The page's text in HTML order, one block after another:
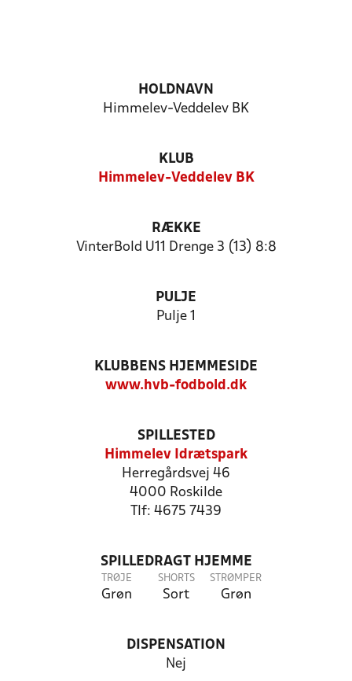
HOLDNAVN
Himmelev-Veddelev BK
KLUB
Himmelev-Veddelev BK
RÆKKE
VinterBold U11 Drenge 3 (13) 8:8
PULJE
Pulje 1
KLUBBENS HJEMMESIDE
www.hvb-fodbold.dk
SPILLESTED
Himmelev Idrætspark
Herregårdsvej 46
4000 Roskilde
Tlf: 4675 7439
SPILLEDRAGT HJEMME
TRØJE
Grøn
SHORTS
Sort
STRØMPER
Grøn
DISPENSATION
Nej